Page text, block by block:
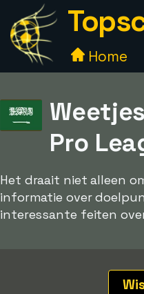
Home
Pro
Het draait niet alleen
informatie over
interessante feiten